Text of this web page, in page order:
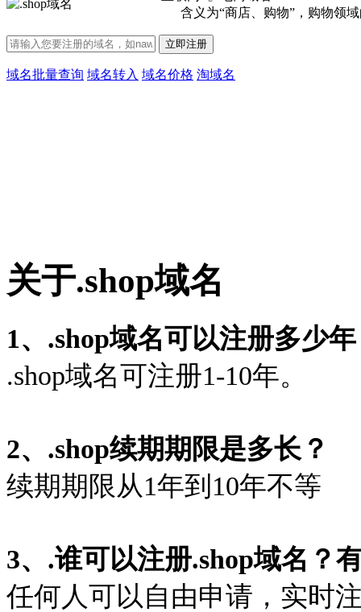
含义为“商店、购物”，购物领
立即注册
域名批量查询 域名转入 域名价格 淘域名
关于.shop域名
1、.shop域名可以注册多少
.shop域名可注册1-10年。
2、.shop续期期限是多长？
续期期限从1年到10年不等
3、.谁可以注册.shop域名？
任何人可以自由申请，实时